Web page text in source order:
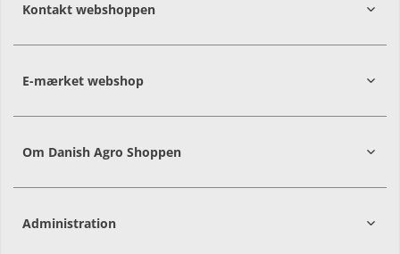
Kontakt webshoppen
E-mærket webshop
Om Danish Agro Shoppen
Administration